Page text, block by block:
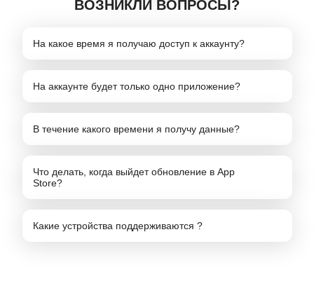
ВОЗНИКЛИ ВОПРОСЫ?
На какое время я получаю доступ к аккаунту?
На аккаунте будет только одно приложение?
В течение какого времени я получу данные?
Что делать, когда выйдет обновление в App
Store?
Какие устройства поддерживаются ?